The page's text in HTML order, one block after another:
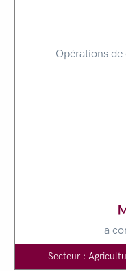
Opérations
a
Secteur :